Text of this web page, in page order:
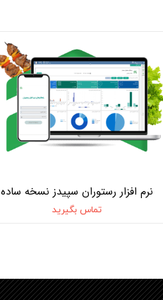
نرم افزار رستوران سپیدز نسخه ساده
تماس بگیرید